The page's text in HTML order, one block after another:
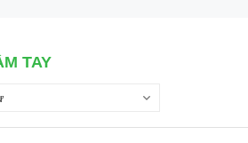
TAY